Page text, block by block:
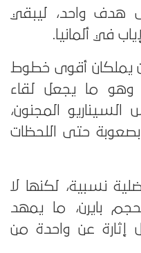
هدف واحد، ليبقي
في ألمانيا.
يملكان أقوى خطوط
وهو ما يجعل لقاء
المجنون،
حتى اللحظات
نسبية، لكنها لا
بايرن، ما يمهد
إثارة عن واحدة من